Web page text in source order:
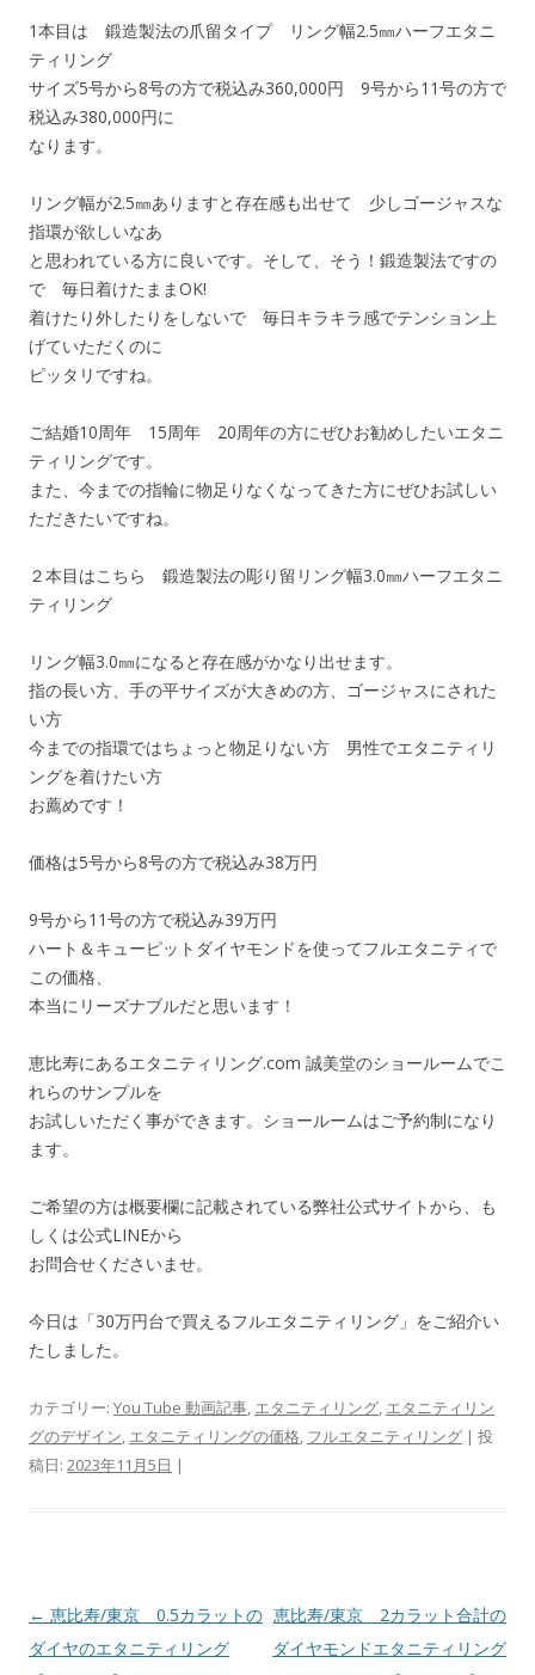
1本目は 鍛造製法の爪留タイプ リング幅2.5㎜ハーフエタニ
ティリング
サイズ5号から8号の方で税込み360,000円 9号から11号の方で
税込み380,000円に
なります。
リング幅が2.5㎜ありますと存在感も出せて 少しゴージャスな
指環が欲しいなあ
と思われている方に良いです。そして、そう！鍛造製法ですの
で 毎日着けたままOK!
着けたり外したりをしないで 毎日キラキラ感でテンション上
げていただくのに
ピッタリですね。
ご結婚10周年 15周年 20周年の方にぜひお勧めしたいエタニ
ティリングです。
また、今までの指輪に物足りなくなってきた方にぜひお試しい
ただきたいですね。
２本目はこちら 鍛造製法の彫り留リング幅3.0㎜ハーフエタニ
ティリング
リング幅3.0㎜になると存在感がかなり出せます。
指の長い方、手の平サイズが大きめの方、ゴージャスにされた
い方
今までの指環ではちょっと物足りない方 男性でエタニティリ
ングを着けたい方
お薦めです！
価格は5号から8号の方で税込み38万円
9号から11号の方で税込み39万円
ハート＆キューピットダイヤモンドを使ってフルエタニティで
この価格、
本当にリーズナブルだと思います！
恵比寿にあるエタニティリング.com 誠美堂のショールームでこ
れらのサンプルを
お試しいただく事ができます。ショールームはご予約制になり
ます。
ご希望の方は概要欄に記載されている弊社公式サイトから、も
しくは公式LINEから
お問合せくださいませ。
今日は「30万円台で買えるフルエタニティリング」をご紹介い
たしました。
カテゴリー: You Tube 動画記事, エタニティリング, エタニティリン
グのデザイン, エタニティリングの価格, フルエタニティリング | 投
稿日: 2023年11月5日 |
投稿ナビゲーション
← 恵比寿/東京 0.5カラットの
ダイヤのエタニティリング
恵比寿/東京 2カラット合計の
ダイヤモンドエタニティリング